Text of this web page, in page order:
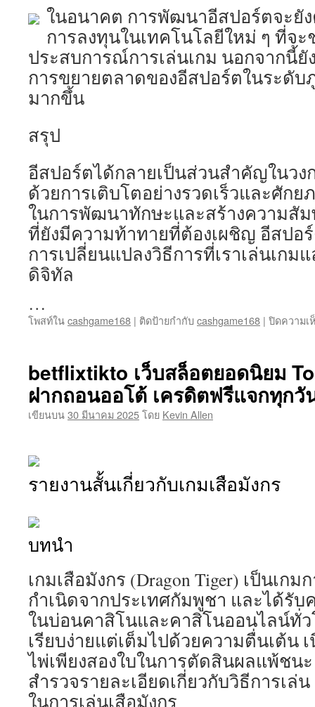
ในอนาคต การพัฒนาอีสปอร์ตจะยั
การลงทุนในเทคโนโลยีใหม่ ๆ ที่จ
ประสบการณ์การเล่นเกม นอกจากนี้
การขยายตลาดของอีสปอร์ตในระดั
มากขึ้น
สรุป
อีสปอร์ตได้กลายเป็นส่วนสำคัญในวง
ด้วยการเติบโตอย่างรวดเร็วและศักย
ในการพัฒนาทักษะและสร้างความสั
ที่ยังมีความท้าทายที่ต้องเผชิญ อีสปอ
การเปลี่ยนแปลงวิธีการที่เราเล่นเก
ดิจิทัล
…
โพสท์ในcashgame168 | ติดป้ายกำกับ cashgame168 | ปิดความเ
betflixtikto เว็บสล็อตยอดนิยม
ฝากถอนออโต้ เครดิตฟรีแจกทุกวั
เขียนบน30 มีนาคม 2025โดย Kevin Allen
รายงานสั้นเกี่ยวกับเกมเสือมังกร
บทนำ
เกมเสือมังกร (Dragon Tiger) เป็นเก
กำเนิดจากประเทศกัมพูชา และได้รั
ในบ่อนคาสิโนและคาสิโนออนไลน์ทั่
เรียบง่ายแต่เต็มไปด้วยความตื่นเต้น
ไพ่เพียงสองใบในการตัดสินผลแพ้ชนะ
สำรวจรายละเอียดเกี่ยวกับวิธีการเ
ในการเล่นเสือมังกร